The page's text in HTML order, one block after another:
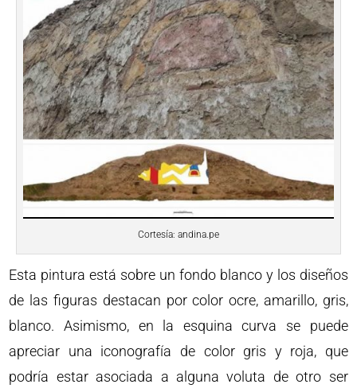
Cortesía: andina.pe
Esta pintura está sobre un fondo blanco y los diseños
de las figuras destacan por color ocre, amarillo, gris,
blanco. Asimismo, en la esquina curva se puede
apreciar una iconografía de color gris y roja, que
podría estar asociada a alguna voluta de otro ser